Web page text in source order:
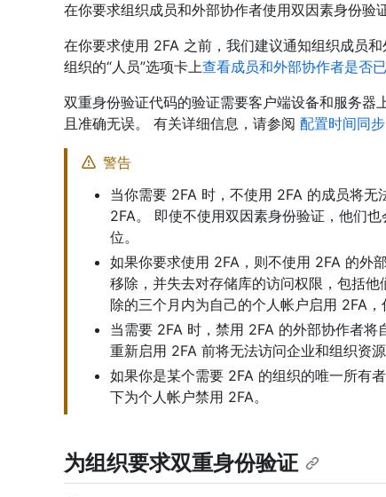
在你要求组织成员和外部协作者使用双因素身份验
在你要求使用 2FA 之前，我们建议通知组织成员
组织的“人员”选项卡上查看成员和外部协作者是否
双重身份验证代码的验证需要客户端设备和服务
且准确无误。 有关详细信息，请参阅 配置时间同步
警告
当你需要 2FA 时，不使用 2FA 的成员将
2FA。 即使不使用双因素身份验证，他们
位。
如果你要求使用 2FA，则不使用 2FA 的外
移除，并失去对存储库的访问权限，包括
除的三个月内为自己的个人帐户启用 2FA，
当需要 2FA 时，禁用 2FA 的外部协作者
重新启用 2FA 前将无法访问企业和组织资源
如果你是某个需要 2FA 的组织的唯一所有
下为个人帐户禁用 2FA。
为组织要求双重身份验证